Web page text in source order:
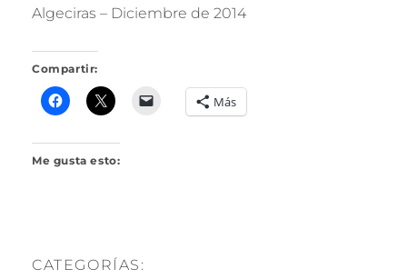
Algeciras – Diciembre de 2014
Compartir:
Más
Me gusta esto:
CATEGORÍAS: